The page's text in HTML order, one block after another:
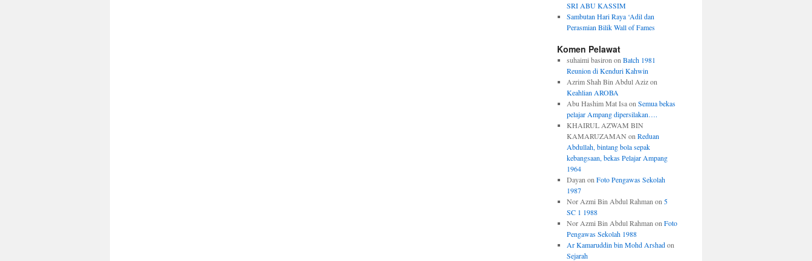
SRI ABU KASSIM
Sambutan Hari Raya ‘Adil dan
Perasmian Bilik Wall of Fames
Komen Pelawat
suhaimi basiron on Batch 1981
Reunion di Kenduri Kahwin
Azrim Shah Bin Abdul Azizon
Keahlian AROBA
Abu Hashim Mat Isaon Semua bekas
pelajar Ampang dipersilakan….
KHAIRUL AZWAM BIN
KAMARUZAMAN on Reduan
Abdullah, bintang bola sepak
kebangsaan, bekas Pelajar Ampang
1964
Dayan on Foto Pengawas Sekolah
1987
Nor Azmi Bin Abdul Rahman on 5
SC 1 1988
Nor Azmi Bin Abdul Rahman on Foto
Pengawas Sekolah 1988
Ar Kamaruddin bin Mohd Arshadon
Sejarah